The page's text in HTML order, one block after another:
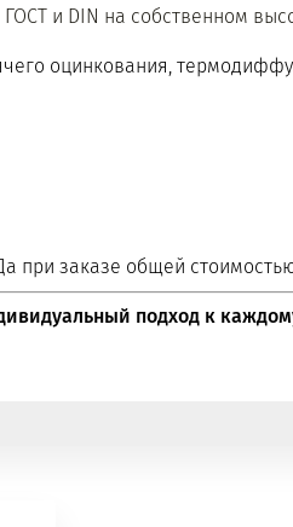
и DIN на собственном
оцинкования,
при заказе общей
подход к